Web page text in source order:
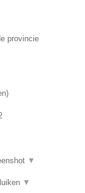
provincie
)
▼
▼